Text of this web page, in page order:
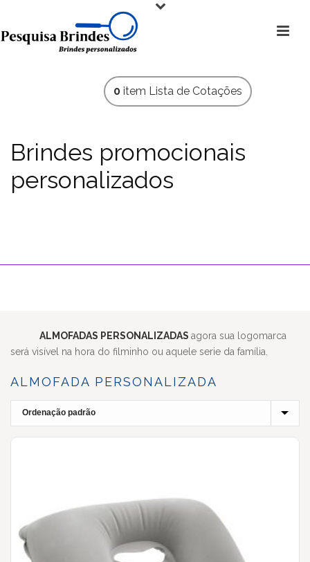
0item Lista de Cotações
Brindes promocionais
personalizados
ALMOFADAS PERSONALIZADAS agora sua logomarca
será visível na hora do filminho ou aquele serie da família.
ALMOFADA PERSONALIZADA